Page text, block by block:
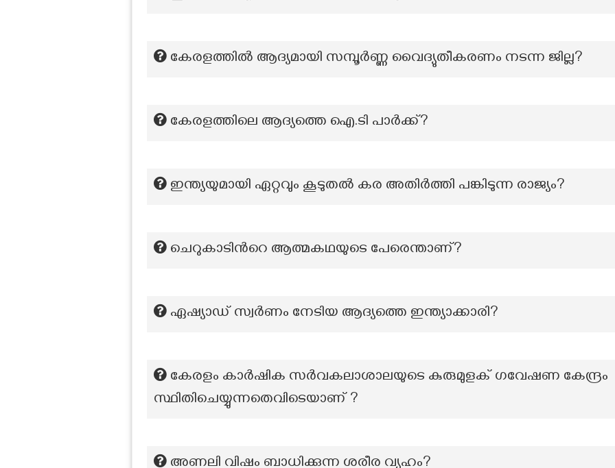
കേരളത്തില്‍ ആദ്യമായി സമ്പൂര്‍ണ്ണ വൈദ്യുതീകരണം നടന്ന ജില്ല?
കേരളത്തിലെ ആദ്യത്തെ ഐ.ടി പാര്‍ക്ക്?
ഇന്ത്യയുമായി ഏറ്റവും കൂടുതൽ കര അതിർത്തി പങ്കിടുന്ന രാജ്യം?
ചെറുകാടിന്‍റെ ആത്മകഥയുടെ പേരെന്താണ്?
ഏഷ്യാഡ് സ്വർണം നേടിയ ആദ്യത്തെ ഇന്ത്യാക്കാരി?
കേരളം കാർഷിക സർവകലാശാലയുടെ കുരുമുളക് ഗവേഷണ കേന്ദ്രം
സ്ഥിതിചെയ്യുന്നതെവിടെയാണ് ?
അണലി വിഷം ബാധിക്കുന്ന ശരീര വ്യൂഹം?